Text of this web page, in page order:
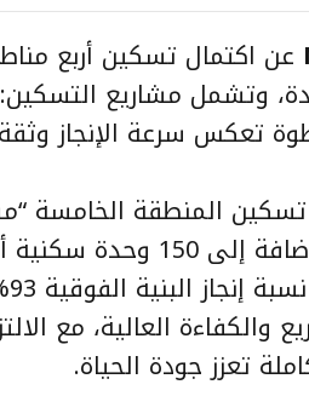
عن اكتمال تسكين أربع
وتشمل مشاريع
تعكس سرعة الإنجاز
سكنية للعملاء،
والكفاءة العالية، مع
تعزز جودة الحياة.